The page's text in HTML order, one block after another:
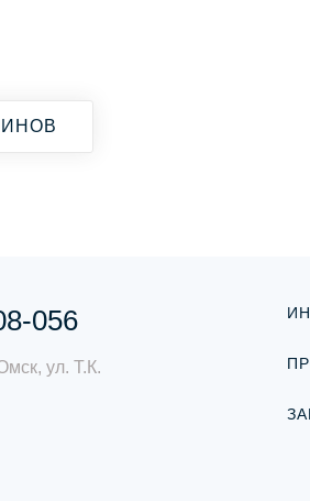
056
ул. Т.К.